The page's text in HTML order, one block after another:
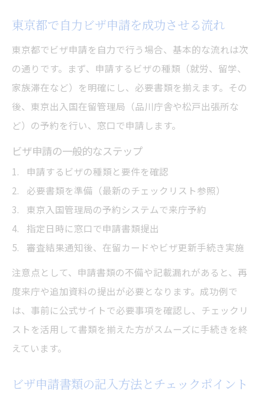
東京都で自力ビザ申請を成功させる流れ
東京都でビザ申請を自力で行う場合、基本的な流れは次
の通りです。まず、申請するビザの種類（就労、留学、
家族滞在など）を明確にし、必要書類を揃えます。その
後、東京出入国在留管理局（品川庁舎や松戸出張所な
ど）の予約を行い、窓口で申請します。
ビザ申請の一般的なステップ
申請するビザの種類と要件を確認
必要書類を準備（最新のチェックリスト参照）
東京入国管理局の予約システムで来庁予約
指定日時に窓口で申請書類提出
審査結果通知後、在留カードやビザ更新手続き実施
注意点として、申請書類の不備や記載漏れがあると、再
度来庁や追加資料の提出が必要となります。成功例で
は、事前に公式サイトで必要事項を確認し、チェックリ
ストを活用して書類を揃えた方がスムーズに手続きを終
えています。
ビザ申請書類の記入方法とチェックポイント